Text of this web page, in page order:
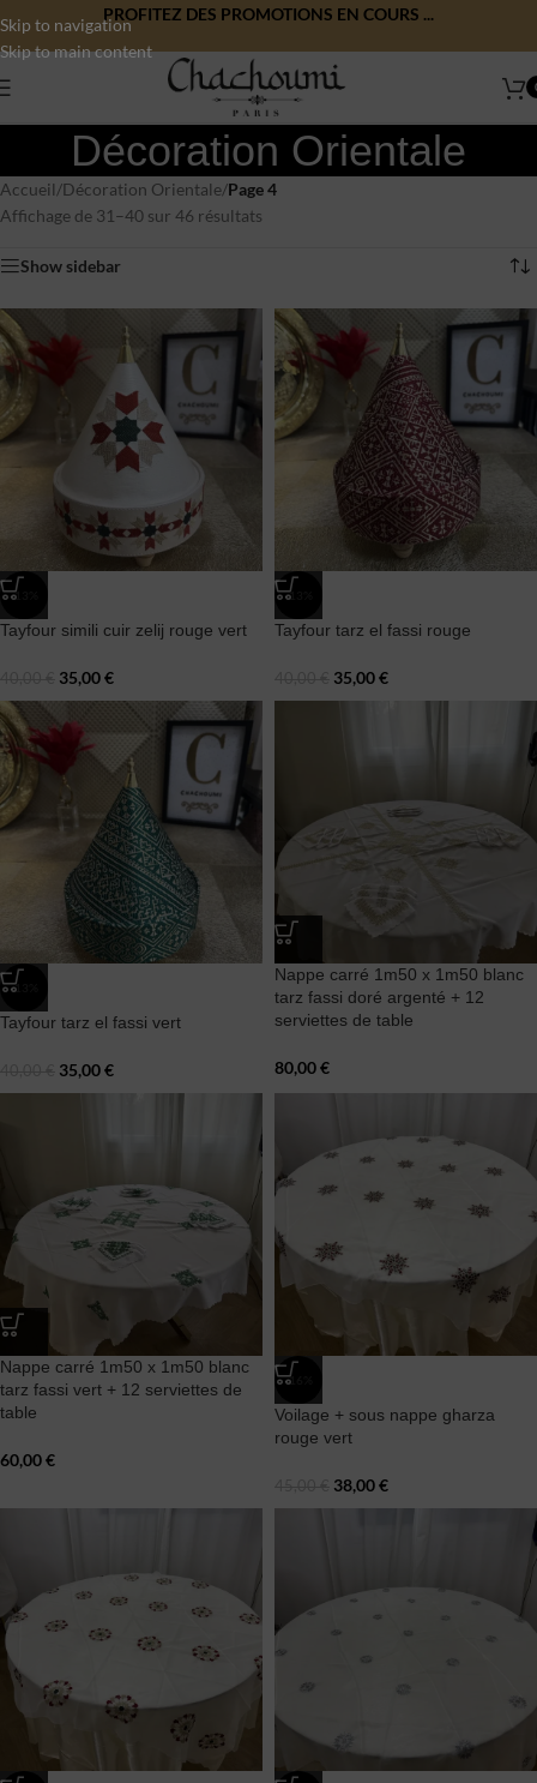
Skip to navigation
Skip to main content
PROFITEZ DES PROMOTIONS EN COURS ...
Décoration Orientale
Accueil/Décoration Orientale/Page 4
Affichage de 31–40 sur 46 résultats
Show sidebar
-13%
Tayfour simili cuir zelij rouge vert
35,00€
-13%
Tayfour tarz el fassi rouge
35,00€
-13%
Tayfour tarz el fassi vert
35,00€
Nappe carré 1m50 x 1m50 blanc
tarz fassi doré argenté + 12
serviettes de table
80,00€
Nappe carré 1m50 x 1m50 blanc
tarz fassi vert + 12 serviettes de
table
60,00€
-16%
Voilage + sous nappe gharza
rouge vert
38,00€